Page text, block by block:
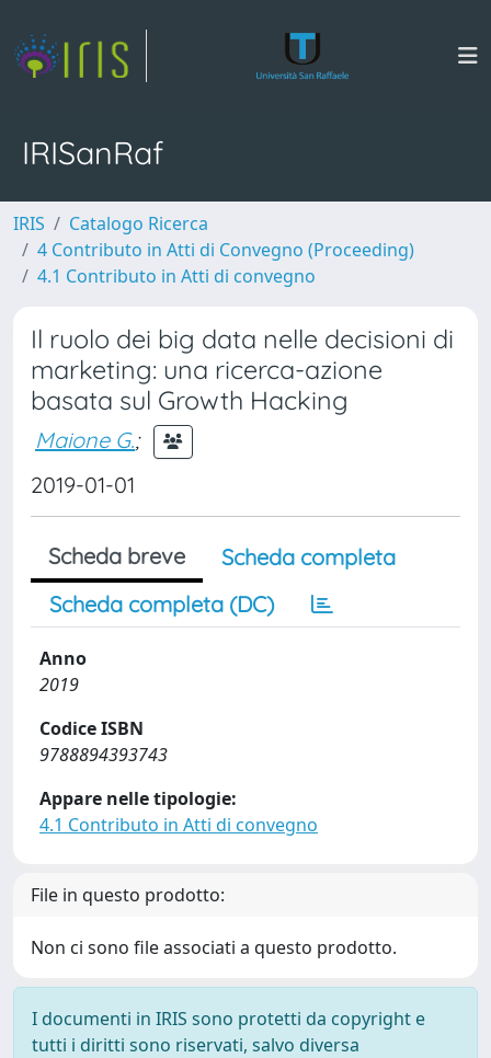
IRISanRaf
IRIS
Catalogo Ricerca
4 Contributo in Atti di Convegno (Proceeding)
4.1 Contributo in Atti di convegno
Il ruolo dei big data nelle decisioni di
marketing: una ricerca-azione
basata sul Growth Hacking
Maione G.;
2019-01-01
Scheda breve
Scheda completa
Scheda completa (DC)
Anno
2019
Codice ISBN
9788894393743
Appare nelle tipologie:
4.1 Contributo in Atti di convegno
File in questo prodotto:
Non ci sono file associati a questo prodotto.
I documenti in IRIS sono protetti da copyright e
tutti i diritti sono riservati, salvo diversa